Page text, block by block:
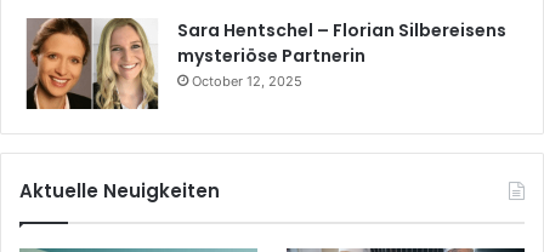
Sara Hentschel – Florian Silbereisens
mysteriöse Partnerin
October 12, 2025
Aktuelle Neuigkeiten